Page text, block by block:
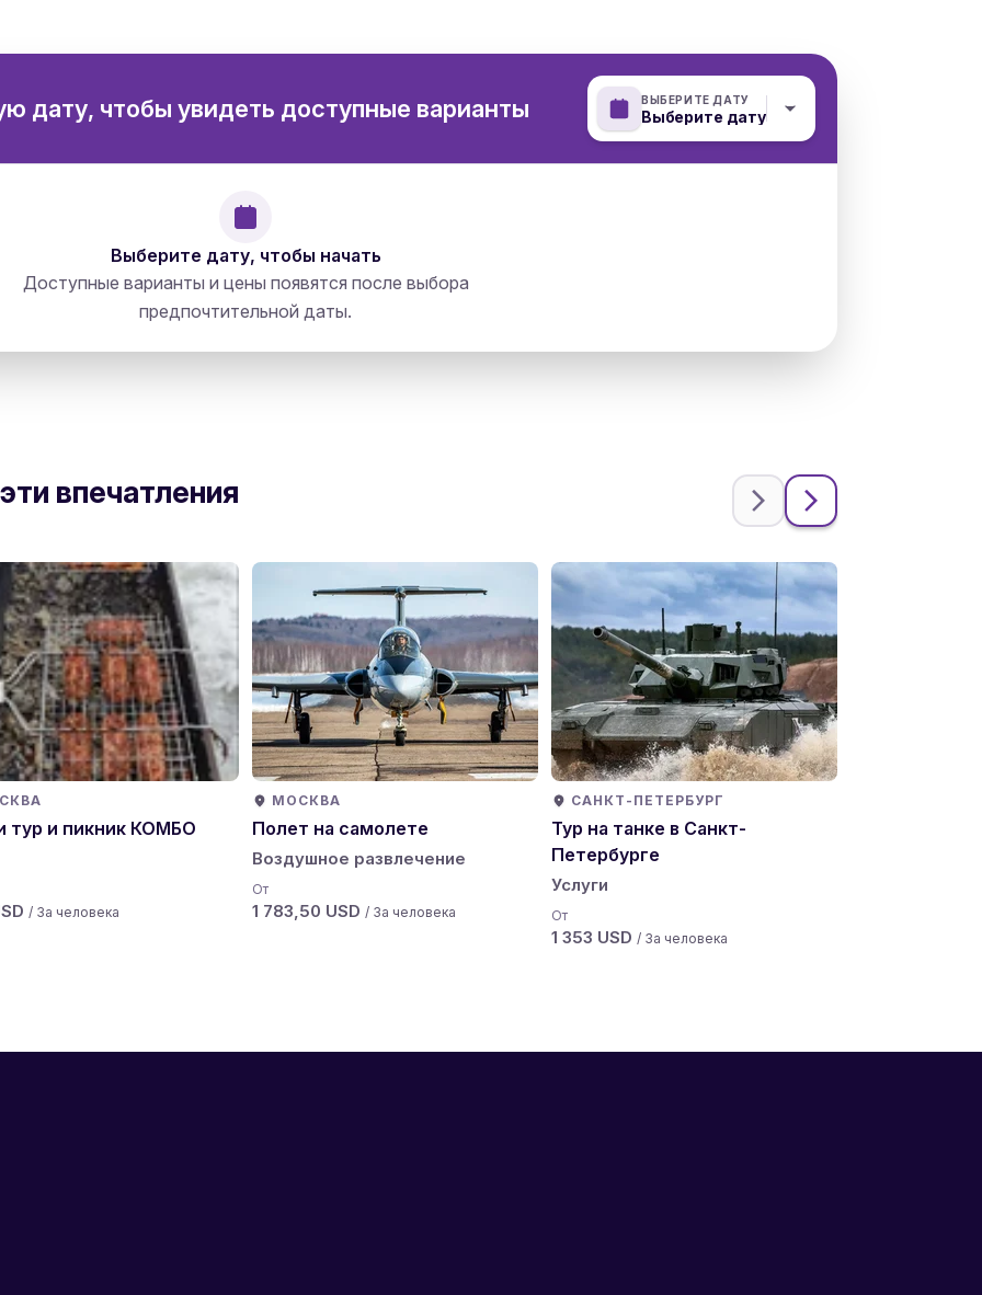
дату, чтобы увидеть доступные варианты ВЫБЕРИТЕ ДАТУ
Выберите дату
Выберите дату, чтобы начать
Доступные варианты и цены появятся после выбора
предпочтительной даты.
впечатления
тур и пикник КОМБО
/ За человека
МОСКВА
Полет на самолете
Воздушное развлечение
От
1 783,50 USD / За человека
САНКТ-ПЕТЕРБУРГ
Тур на танке в Санкт-
Петербурге
Услуги
От
1 353 USD / За человека